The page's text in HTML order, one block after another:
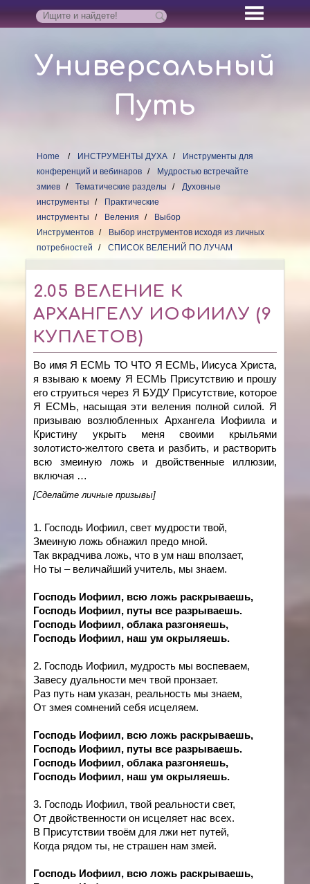
Универсальный
Путь
Home ИНСТРУМЕНТЫ ДУХА
Инструменты для
конференций и вебинаров
Мудростью встречайте
змиев
Тематические разделы
Духовные
инструменты
Практические
инструменты
Веления
Выбор
Инструментов
Выбор инструментов исходя из личных
потребностей
СПИСОК ВЕЛЕНИЙ ПО ЛУЧАМ
2.05 ВЕЛЕНИЕ К
АРХАНГЕЛУ ИОФИИЛУ (9
КУПЛЕТОВ)
Во имя Я ЕСМЬ ТО ЧТО Я ЕСМЬ, Иисуса Христа,
я взываю к моему Я ЕСМЬ Присутствию и прошу
его струиться через Я БУДУ Присутствие, которое
Я ЕСМЬ, насыщая эти веления полной силой. Я
призываю возлюбленных Архангела Иофиила и
Кристину укрыть меня своими крыльями
золотисто-желтого света и разбить, и растворить
всю змеиную ложь и двойственные иллюзии,
включая …
[Сделайте личные призывы]
1. Господь Иофиил, свет мудрости твой,
Змеиную ложь обнажил предо мной.
Так вкрадчива ложь, что в ум наш вползает,
Но ты – величайший учитель, мы знаем.
Господь Иофиил, всю ложь раскрываешь,
Господь Иофиил, путы все разрываешь.
Господь Иофиил, облака разгоняешь,
Господь Иофиил, наш ум окрыляешь.
2. Господь Иофиил, мудрость мы воспеваем,
Завесу дуальности меч твой пронзает.
Раз путь нам указан, реальность мы знаем,
От змея сомнений себя исцеляем.
Господь Иофиил, всю ложь раскрываешь,
Господь Иофиил, путы все разрываешь.
Господь Иофиил, облака разгоняешь,
Господь Иофиил, наш ум окрыляешь.
3. Господь Иофиил, твой реальности свет,
От двойственности он исцеляет нас всех.
В Присутствии твоём для лжи нет путей,
Когда рядом ты, не страшен нам змей.
Господь Иофиил, всю ложь раскрываешь,